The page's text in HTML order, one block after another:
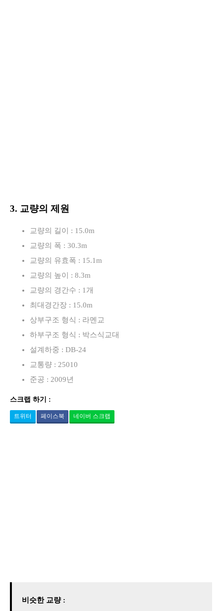
3. 교량의 제원
교량의 길이 : 15.0m
교량의 폭 : 30.3m
교량의 유효폭 : 15.1m
교량의 높이 : 8.3m
교량의 경간수 : 1개
최대경간장 : 15.0m
상부구조 형식 : 라멘교
하부구조 형식 : 박스식교대
설계하중 : DB-24
교통량 : 25010
준공 : 2009년
스크랩 하기 :
트위터 페이스북 네이버 스크랩
비슷한 교량 :